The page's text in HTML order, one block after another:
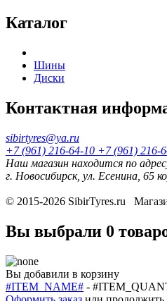
Каталог
Шины
Диски
Контактная
sibirtyres@ya.ru
+7 (961) 216-64-10 +7 (961) 216-
Наш магазин находится по
г. Новосибирск, ул. Есенина, 65
© 2015-2026 SibirTyres.ru
Вы выбрали 0
Вы добавили в корзину
#ITEM_NAME# -